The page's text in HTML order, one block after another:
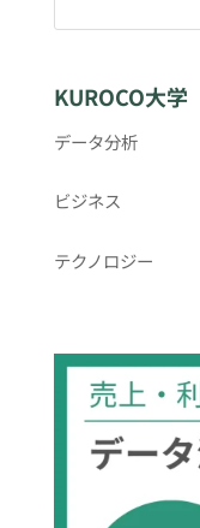
KUROCO大学
データ分析
ビジネス
テクノロジー